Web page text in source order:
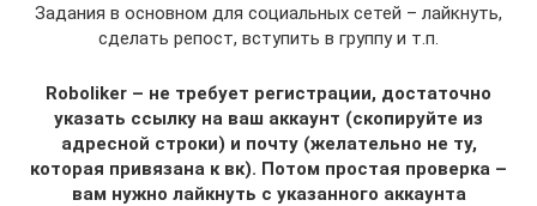
Задания в основном для социальных сетей – лайкнуть,
сделать репост, вступить в группу и т.п.
Roboliker – не требует регистрации, достаточно
указать ссылку на ваш аккаунт (скопируйте из
адресной строки) и почту (желательно не ту,
которая привязана к вк). Потом простая проверка –
вам нужно лайкнуть с указанного аккаунта